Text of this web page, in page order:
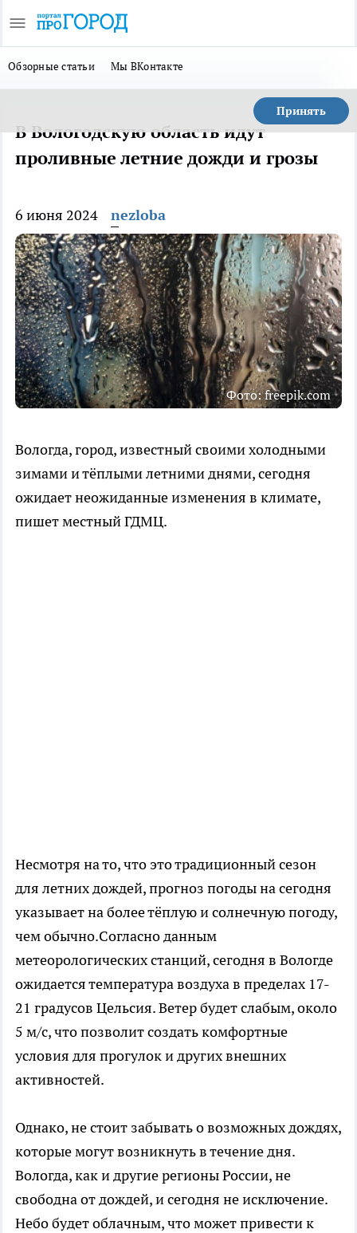
Обзорные статьи Мы ВКонтакте
Принять
В Вологодскую область идут
проливные летние дожди и грозы
6 июня 2024 nezloba
Фото: freepik.com
Вологда, город, известный своими холодными
зимами и тёплыми летними днями, сегодня
ожидает неожиданные изменения в климате,
пишет местный ГДМЦ.
Несмотря на то, что это традиционный сезон
для летних дождей, прогноз погоды на сегодня
указывает на более тёплую и солнечную погоду,
чем обычно.Согласно данным
метеорологических станций, сегодня в Вологде
ожидается температура воздуха в пределах 17-
21 градусов Цельсия. Ветер будет слабым, около
5 м/с, что позволит создать комфортные
условия для прогулок и других внешних
активностей.
Однако, не стоит забывать о возможных дождях,
которые могут возникнуть в течение дня.
Вологда, как и другие регионы России, не
свободна от дождей, и сегодня не исключение.
Небо будет облачным, что может привести к